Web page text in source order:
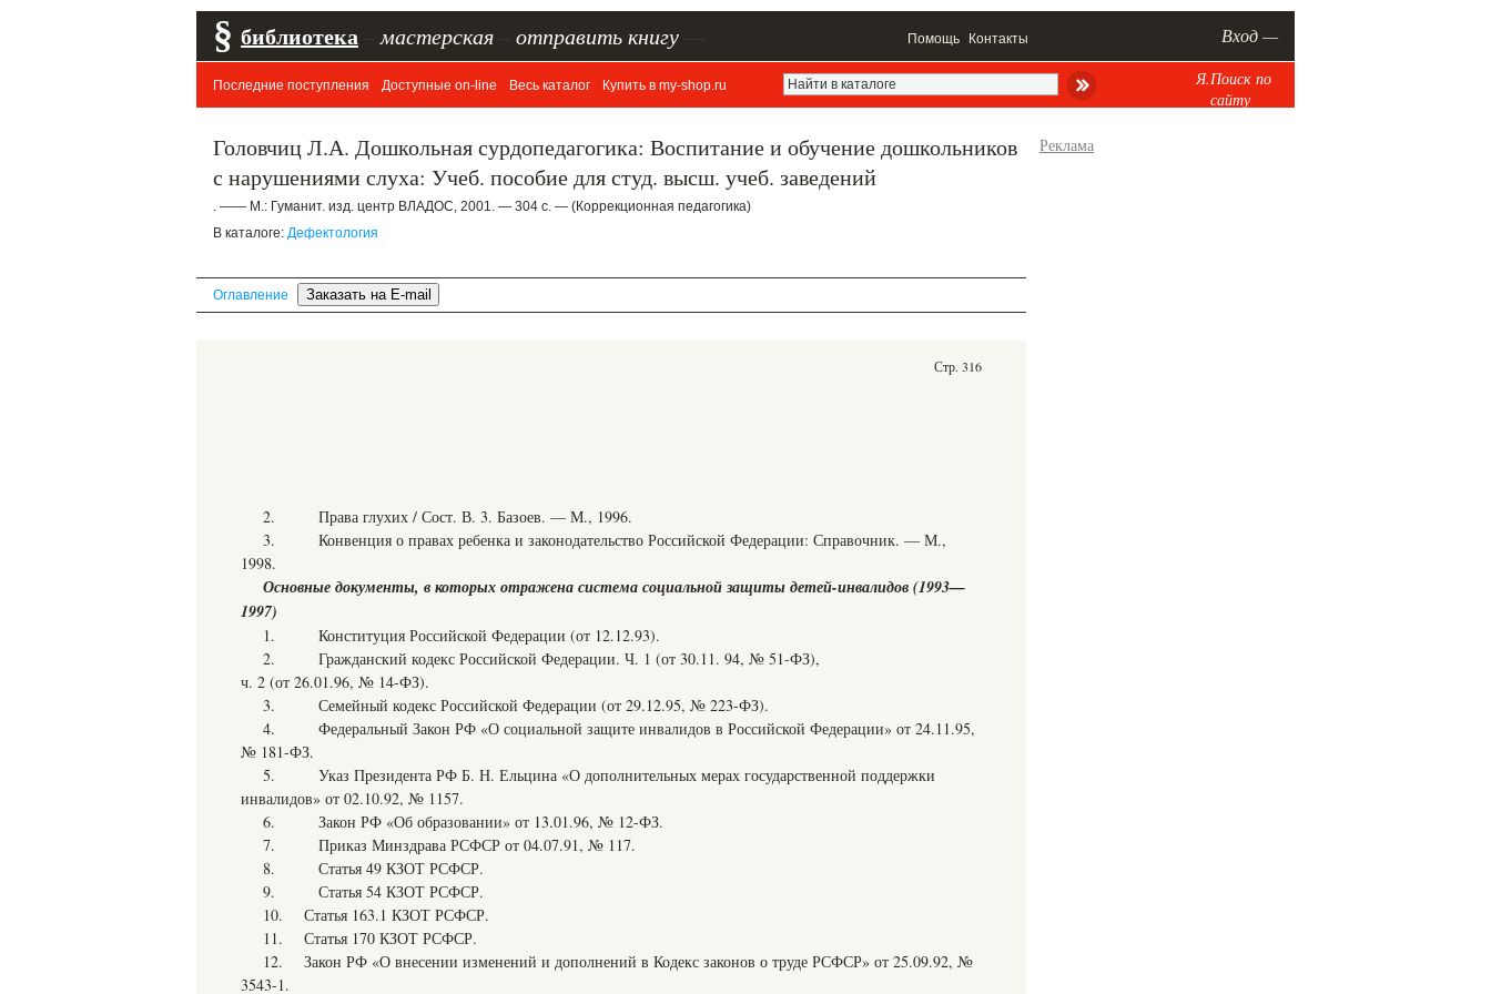
§ библиотека мастерская отправить книгу Помощь Контакты Вход —
Последние поступления Доступные on-line Весь каталог Купить в my-shop.ru
Я.Поиск по
сайту
Головчиц Л.А. Дошкольная сурдопедагогика: Воспитание и обучение дошкольников
с нарушениями слуха: Учеб. пособие для студ. высш. учеб. заведений
. —— М.: Гуманит. изд. центр ВЛАДОС, 2001. — 304 с. — (Коррекционная педагогика)
В каталоге: Дефектология
Оглавление
Стр. 316
2. Права глухих / Сост. В. 3. Базоев. — М., 1996.
3. Конвенция о правах ребенка и законодательство Российской Федерации: Справочник. — М.,
1998.
Основные документы, в которых отражена система социальной защиты детей-инвалидов (1993—
1997)
1. Конституция Российской Федерации (от 12.12.93).
2. Гражданский кодекс Российской Федерации. Ч. 1 (от 30.11. 94, № 51-ФЗ),
ч. 2 (от 26.01.96, № 14-ФЗ).
3. Семейный кодекс Российской Федерации (от 29.12.95, № 223-ФЗ).
4. Федеральный Закон РФ «О социальной защите инвалидов в Российской Федерации» от 24.11.95,
№ 181-ФЗ.
5. Указ Президента РФ Б. Н. Ельцина «О дополнительных мерах государственной поддержки
инвалидов» от 02.10.92, № 1157.
6. Закон РФ «Об образовании» от 13.01.96, № 12-ФЗ.
7. Приказ Минздрава РСФСР от 04.07.91, № 117.
8. Статья 49 КЗОТ РСФСР.
9. Статья 54 КЗОТ РСФСР.
10. Статья 163.1 КЗОТ РСФСР.
11. Статья 170 КЗОТ РСФСР.
12. Закон РФ «О внесении изменений и дополнений в Кодекс законов о труде РСФСР» от 25.09.92, №
3543-1.
Реклама